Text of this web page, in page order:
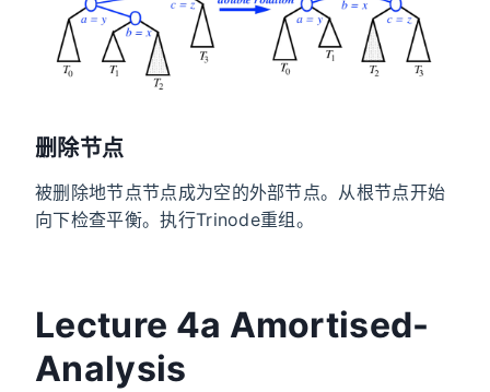
删除节点
被删除地节点节点成为空的外部节点。从根节点开始
向下检查平衡。执行Trinode重组。
Lecture 4a Amortised-
Analysis